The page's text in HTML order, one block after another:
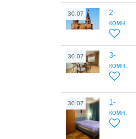
30.07
2-
комн.
30.07
3-
комн.
30.07
1-
комн.